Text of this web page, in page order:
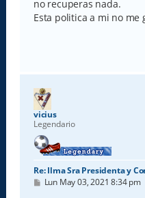
no recuperas nada.
Esta politica a mi no me
vicius
Legendario
Re: Ilma Sra Presidenta y
M
Lun May 03, 2021 8:34 pm